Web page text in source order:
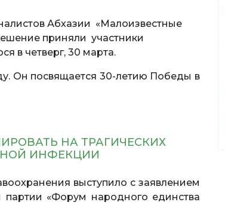
Абхазии «Малоизвестные
приняли участники
в четверг, 30 марта.
Он посвящается 30-летию Победы в
НА ТРАГИЧЕСКИХ
ИНФЕКЦИИ
выступило с заявлением
«Форум народного единства